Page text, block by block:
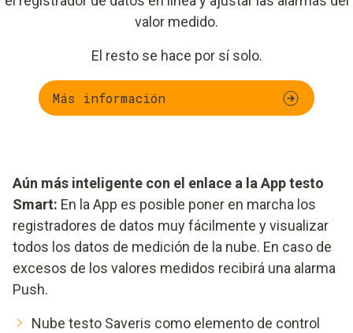
valor medido.
El resto se hace por sí solo.
Más información
Aún más inteligente con el enlace a la App testo
Smart: En la App es posible poner en marcha los
registradores de datos muy fácilmente y visualizar
todos los datos de medición de la nube. En caso de
excesos de los valores medidos recibirá una alarma
Push.
Nube testo Saveris como elemento de control